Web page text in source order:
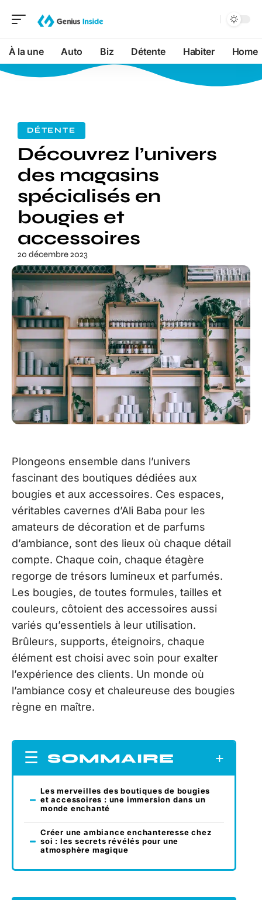
À la une Auto Biz Détente Habiter Home
DÉTENTE
Découvrez l’univers
des magasins
spécialisés en
bougies et
accessoires
20 décembre 2023
Plongeons ensemble dans l’univers
fascinant des boutiques dédiées aux
bougies et aux accessoires. Ces espaces,
véritables cavernes d’Ali Baba pour les
amateurs de décoration et de parfums
d’ambiance, sont des lieux où chaque détail
compte. Chaque coin, chaque étagère
regorge de trésors lumineux et parfumés.
Les bougies, de toutes formules, tailles et
couleurs, côtoient des accessoires aussi
variés qu’essentiels à leur utilisation.
Brûleurs, supports, éteignoirs, chaque
élément est choisi avec soin pour exalter
l’expérience des clients. Un monde où
l’ambiance cosy et chaleureuse des bougies
règne en maître.
SOMMAIRE
Les merveilles des boutiques de bougies
et accessoires : une immersion dans un
monde enchanté
Créer une ambiance enchanteresse chez
soi : les secrets révélés pour une
atmosphère magique